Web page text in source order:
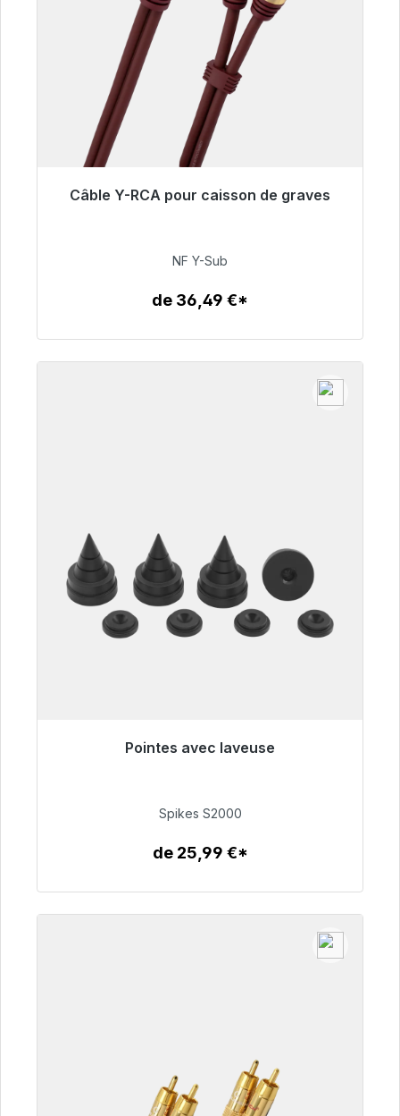
Câble Y-RCA pour caisson de graves
50,99 €
NF Y-Sub
de 36,49 €*
Pointes avec laveuse
51,49 €
Spikes S2000
de 25,99 €*